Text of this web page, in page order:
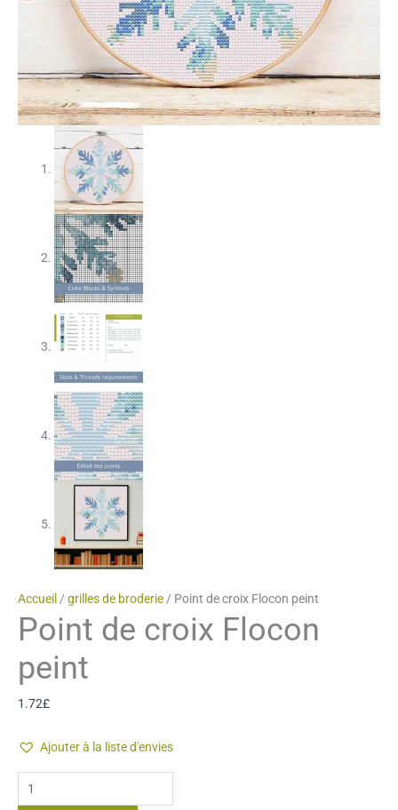
Accueil / grilles de broderie / Point de croix Flocon peint
Point de croix Flocon
peint
1.72£
Ajouter à la liste d'envies
quantité
de